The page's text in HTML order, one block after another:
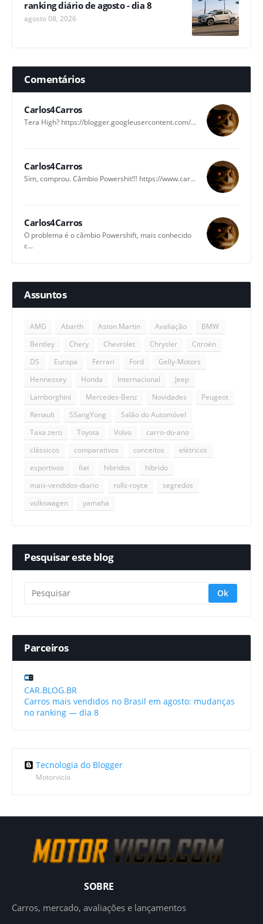
ranking diário de agosto - dia 8
agosto 08, 2026
Comentários
Carlos4Carros
Tera High? https://blogger.googleusercontent.com/...
Carlos4Carros
Sim, comprou. Câmbio Powershit!!! https://www.car...
Carlos4Carros
O problema é o câmbio Powershift, mais conhecido
c...
Assuntos
AMG Abarth Aston Martin Avaliação
BMW
Bentley
Chery Chevrolet Chrysler
Citroën
DS
Europa Ferrari Ford
Gelly-Motors
Hennessey
Honda Internacional
Jeep
Lamborghini
Mercedes-Benz Novidades
Peugeot
Renault
SSangYong
Salão do Automóvel
Taxa zero
Toyota Volvo
carro-do-ano
clássicos
comparativos conceitos
elétricos
esportivos
fiat hibridos
híbrido
mais-vendidos-diario
rolls-royce
segredos
volkswagen
yamaha
Pesquisar este blog
Parceiros
CAR.BLOG.BR
Carros mais vendidos no Brasil em agosto: mudanças
no ranking — dia 8
Tecnologia do Blogger
Motorvicio
SOBRE
Carros, mercado, avaliações e lançamentos